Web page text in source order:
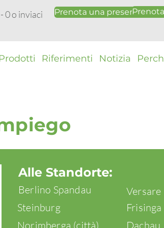
0 o inviaci Prenota una
Riferimenti Notizia
Alle Standorte:
Berlino Spandau Versare
Steinburg
Frisinga
Norimberga (città)
Dachau